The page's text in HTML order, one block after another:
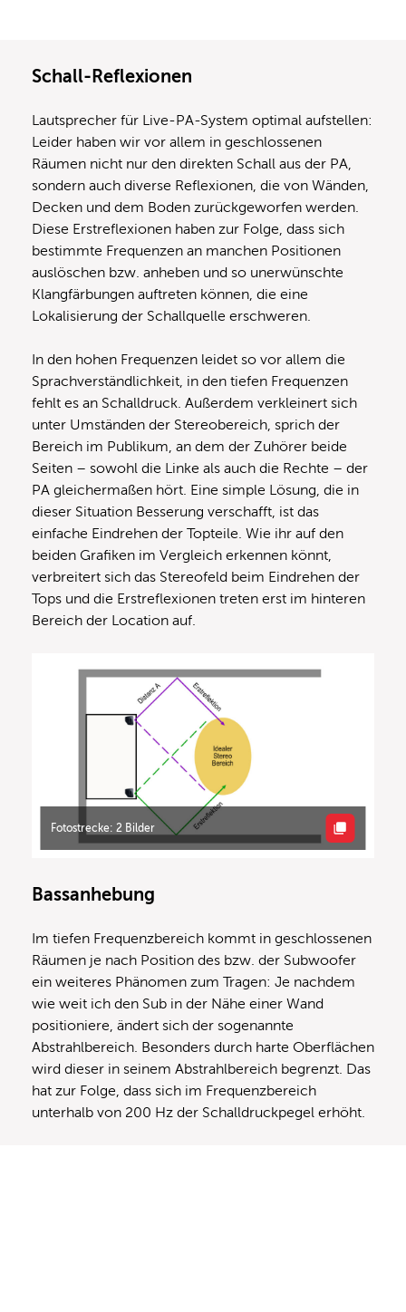
Schall-Reflexionen
Lautsprecher für Live-PA-System optimal aufstellen:
Leider haben wir vor allem in geschlossenen
Räumen nicht nur den direkten Schall aus der PA,
sondern auch diverse Reflexionen, die von Wänden,
Decken und dem Boden zurückgeworfen werden.
Diese Erstreflexionen haben zur Folge, dass sich
bestimmte Frequenzen an manchen Positionen
auslöschen bzw. anheben und so unerwünschte
Klangfärbungen auftreten können, die eine
Lokalisierung der Schallquelle erschweren.
In den hohen Frequenzen leidet so vor allem die
Sprachverständlichkeit, in den tiefen Frequenzen
fehlt es an Schalldruck. Außerdem verkleinert sich
unter Umständen der Stereobereich, sprich der
Bereich im Publikum, an dem der Zuhörer beide
Seiten – sowohl die Linke als auch die Rechte – der
PA gleichermaßen hört. Eine simple Lösung, die in
dieser Situation Besserung verschafft, ist das
einfache Eindrehen der Topteile. Wie ihr auf den
beiden Grafiken im Vergleich erkennen könnt,
verbreitert sich das Stereofeld beim Eindrehen der
Tops und die Erstreflexionen treten erst im hinteren
Bereich der Location auf.
Fotostrecke: 2 Bilder
Bassanhebung
Im tiefen Frequenzbereich kommt in geschlossenen
Räumen je nach Position des bzw. der Subwoofer
ein weiteres Phänomen zum Tragen: Je nachdem
wie weit ich den Sub in der Nähe einer Wand
positioniere, ändert sich der sogenannte
Abstrahlbereich. Besonders durch harte Oberflächen
wird dieser in seinem Abstrahlbereich begrenzt. Das
hat zur Folge, dass sich im Frequenzbereich
unterhalb von 200 Hz der Schalldruckpegel erhöht.